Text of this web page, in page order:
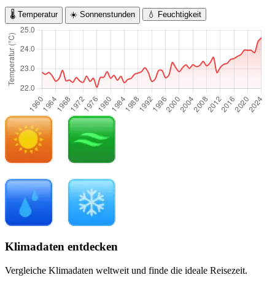
🌡️ Temperatur ☀️ Sonnenstunden 💧 Feuchtigkeit
Klimadaten entdecken
Vergleiche Klimadaten weltweit und finde die ideale Reisezeit.